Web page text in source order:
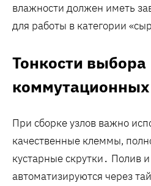
влажности должен иметь
для работы в категории
Тонкости выбора
коммутационных
При сборке узлов важно
качественные клеммы,
кустарные скрутки․ Полив
автоматизируются через